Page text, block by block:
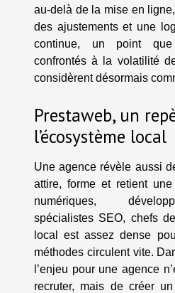
au-delà de la mise en
des ajustements et une
continue, un point que
confrontés à la volatilité
considèrent désormais
Prestaweb, un
l’écosystème local
Une agence révèle aussi
attire, forme et retient
numériques,
spécialistes SEO, chefs
local est assez dense
méthodes circulent vite.
l’enjeu pour une agence
recruter, mais de créer